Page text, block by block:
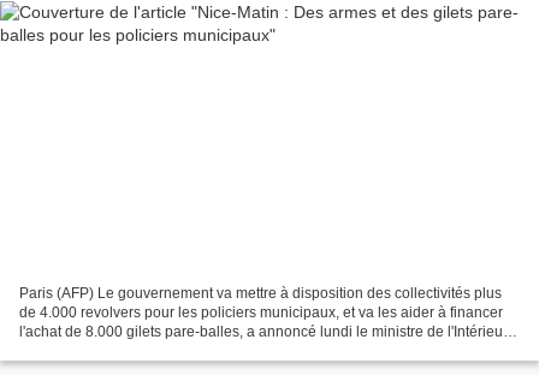
Paris (AFP) Le gouvernement va mettre à disposition des collectivités plus
de 4.000 revolvers pour les policiers municipaux, et va les aider à financer
l'achat de 8.000 gilets pare-balles, a annoncé lundi le ministre de l'Intérieur à